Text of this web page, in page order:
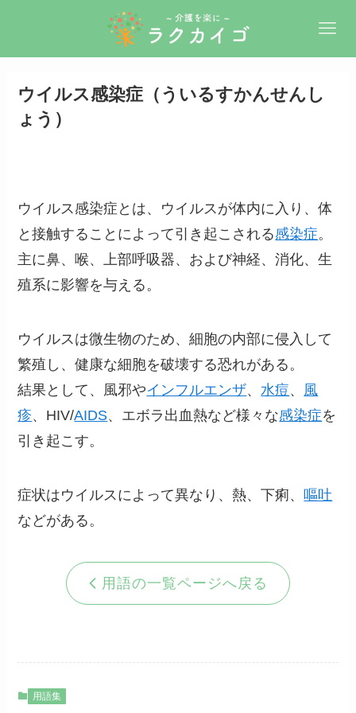
ウイルス感染症（ういるすかんせんし
ょう）
ウイルス感染症とは、ウイルスが体内に入り、体
と接触することによって引き起こされる感染症。
主に鼻、喉、上部呼吸器、および神経、消化、生
殖系に影響を与える。
ウイルスは微生物のため、細胞の内部に侵入して
繁殖し、健康な細胞を破壊する恐れがある。
結果として、風邪やインフルエンザ、 水痘、 風
疹、HIV/AIDS、エボラ出血熱など様々な感染症を
引き起こす。
症状はウイルスによって異なり、熱、下痢、嘔吐
などがある。
用語の一覧ページへ戻る
用語集